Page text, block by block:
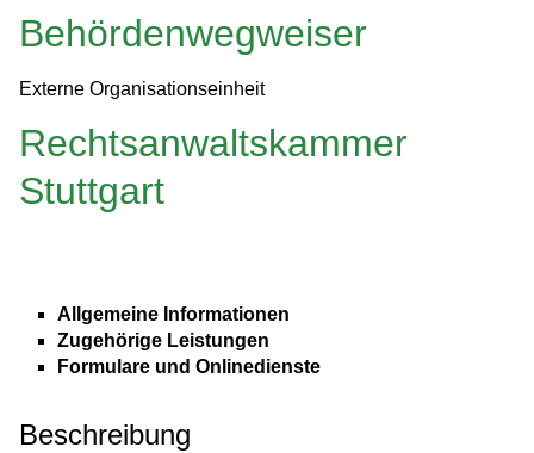
Behördenwegweiser
Externe Organisationseinheit
Rechtsanwaltskammer
Stuttgart
Allgemeine Informationen
Zugehörige Leistungen
Formulare und Onlinedienste
Beschreibung